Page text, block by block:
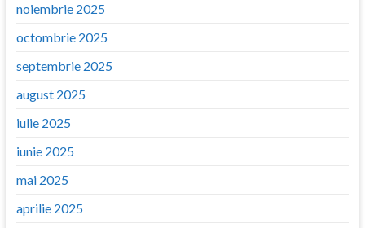
noiembrie 2025
octombrie 2025
septembrie 2025
august 2025
iulie 2025
iunie 2025
mai 2025
aprilie 2025